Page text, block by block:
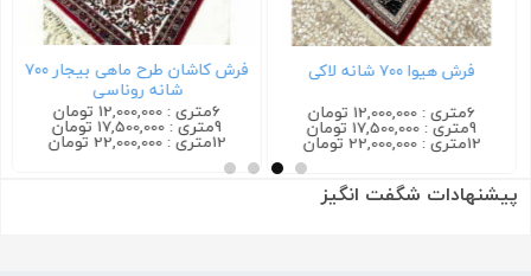
فرش هیوا ۷۰۰ شانه لاکی
6متری : 12,000,000 تومان
9متری : 17,500,000 تومان
12متری : 22,000,000 تومان
فرش کاشان طرح ماهی بیجار ۷۰۰
شانه روناسی
6متری : 12,000,000 تومان
9متری : 17,500,000 تومان
12متری : 22,000,000 تومان
پیشنهادات شگفت انگیز